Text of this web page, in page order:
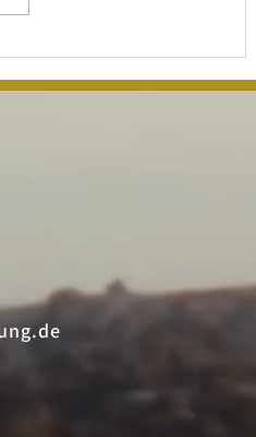
tanzen
nicht